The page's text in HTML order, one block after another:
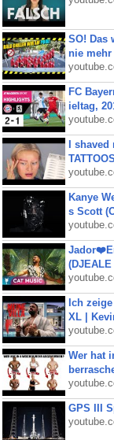
SO! Das
nie
FC
ieltag,
I
TATTOOS
Kanye
s Scott
Ich
XL |
Wer hat
GPS III